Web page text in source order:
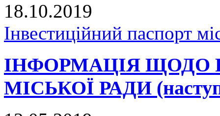
18.10.2019
Інвестиційний паспорт
ІНФОРМАЦІЯ ЩОДО
МІСЬКОЇ РАДИ